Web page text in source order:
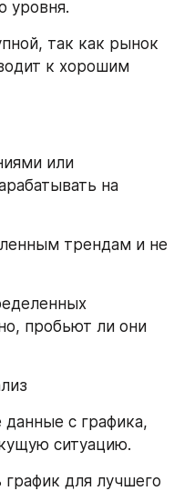
уровня.
так как рынок
к хорошим
или
на
трендам и не
пробьют ли они
с графика,
ситуацию.
график для лучшего